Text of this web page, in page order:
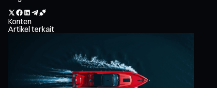
Konten
Artikel terkait